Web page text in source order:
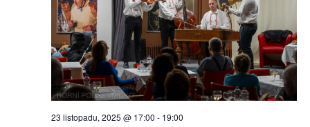
23 listopadu, 2025 @ 17:00 - 19:00